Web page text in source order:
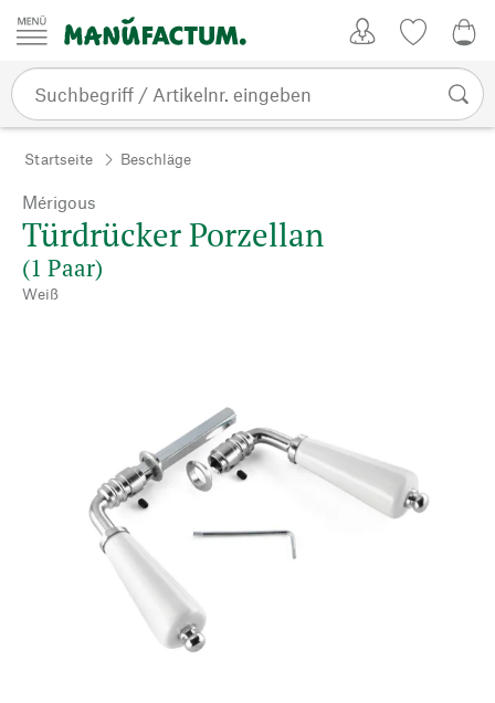
Zum Inhalt springen
Startseite Beschläge
Mérigous
Türdrücker Porzellan
(1 Paar)
Weiß